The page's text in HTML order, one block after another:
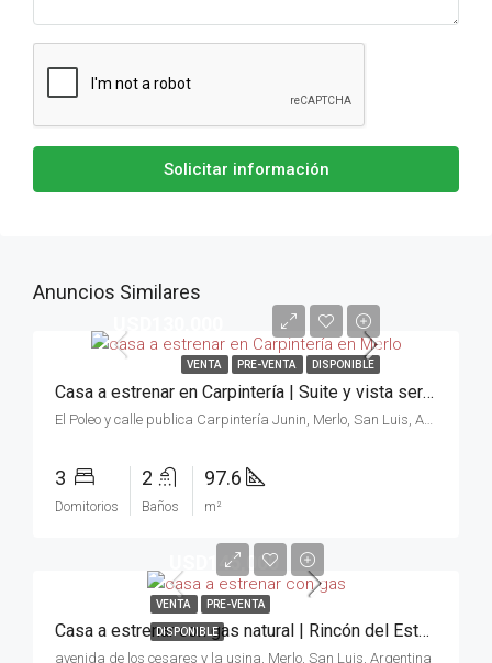
Solicitar información
Anuncios Similares
VENTA PRE-VENTA DISPONIBLE
Casa a estrenar en Carpintería | Suite y vista serrana | Oportunidad en Merlo
3
Domitorios
2
Baños
97.6
m²
VENTA PRE-VENTA
DISPONIBLE
USD145,000
Casa a estrenar con gas natural | Rincón del Este, Merlo | Oportunidad en avenida principal
avenida de los cesares y la usina, Merlo, San Luis, Argentina